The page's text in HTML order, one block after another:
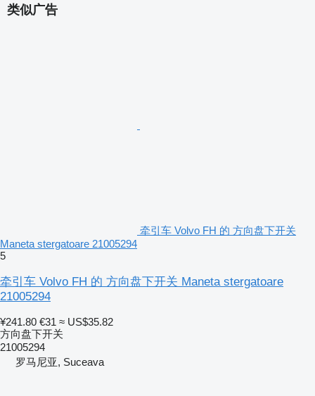
类似广告
牵引车 Volvo FH 的 方向盘下开关
Maneta stergatoare 21005294
5
牵引车 Volvo FH 的 方向盘下开关 Maneta stergatoare
21005294
¥241.80 €31 ≈ US$35.82
方向盘下开关
21005294
罗马尼亚, Suceava